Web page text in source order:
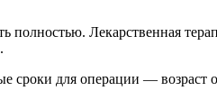
полностью. Лекарственная
для операции — возраст